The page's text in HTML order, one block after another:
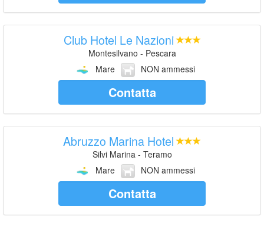
Club Hotel Le Nazioni
Montesilvano - Pescara
Mare
NON ammessi
Contatta
Abruzzo Marina Hotel
Silvi Marina - Teramo
Mare
NON ammessi
Contatta